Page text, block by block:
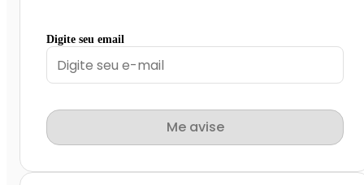
Digite seu email
Me avise